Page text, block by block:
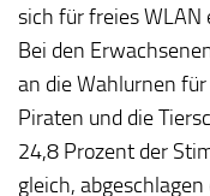
sich für freies WLAN
Bei den
an die Wahlurnen
Piraten und die
24,8 Prozent der
gleich,